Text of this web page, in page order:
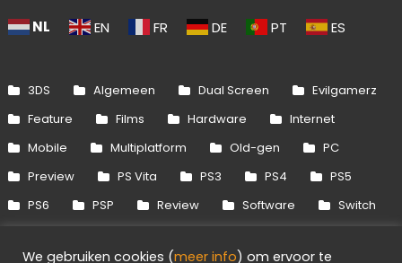
NL EN FR DE PT ES
3DS Algemeen Dual Screen
Evilgamerz
Feature
Films Hardware
Internet
Mobile
Multiplatform Old-gen
PC
Preview
PS Vita PS3 PS4
PS5
PS6
PSP Review Software
Switch
We gebruiken cookies (meer info) om ervoor te